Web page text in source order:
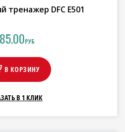
тренажер DFC E501
РУБ
В КОРЗИНУ
В 1 КЛИК